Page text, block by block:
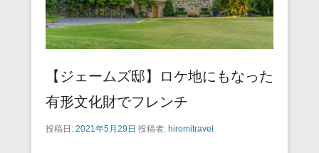
【ジェームズ邸】ロケ地にもなった
有形文化財でフレンチ
投稿日: 2021年5月29日 投稿者: hiromitravel